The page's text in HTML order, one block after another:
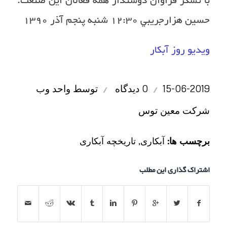
حسين هزارجريبي ١٢:٣٠ شنبه پنجم آذر ١٣٩٠
ویدیو روز آبکار
15-06-2019
/ 0 دیدگاه / توسط واحد وب
شرکت معین توس
برچسب ها: آبکاری, تاریخچه آبکاری
اشتراک گذاری این مطلب